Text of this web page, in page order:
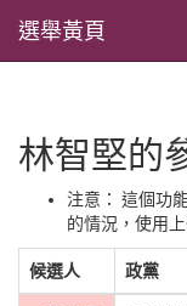
選舉黃頁
林智堅的
注意： 這個功
的情況，使用
候選人 政黨